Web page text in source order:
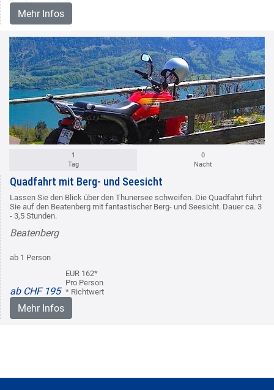
Mehr Infos
1
Tag
0
Nacht
Quadfahrt mit Berg- und Seesicht
Lassen Sie den Blick über den Thunersee schweifen. Die Quadfahrt führt
Sie auf den Beatenberg mit fantastischer Berg- und Seesicht. Dauer ca. 3
- 3,5 Stunden.
Beatenberg
ab 1 Person
ab CHF 195
EUR 162*
Pro Person
* Richtwert
Mehr Infos